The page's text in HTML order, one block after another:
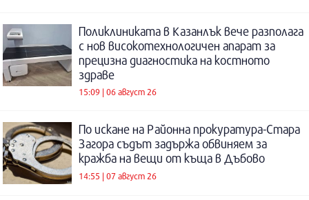
Поликлиниката в Казанлък вече разполага
с нов високотехнологичен апарат за
прецизна диагностика на костното
здраве
15:09 | 06 август 26
По искане на Районна прокуратура-Стара
Загора съдът задържа обвиняем за
кражба на вещи от къща в Дъбово
14:55 | 07 август 26